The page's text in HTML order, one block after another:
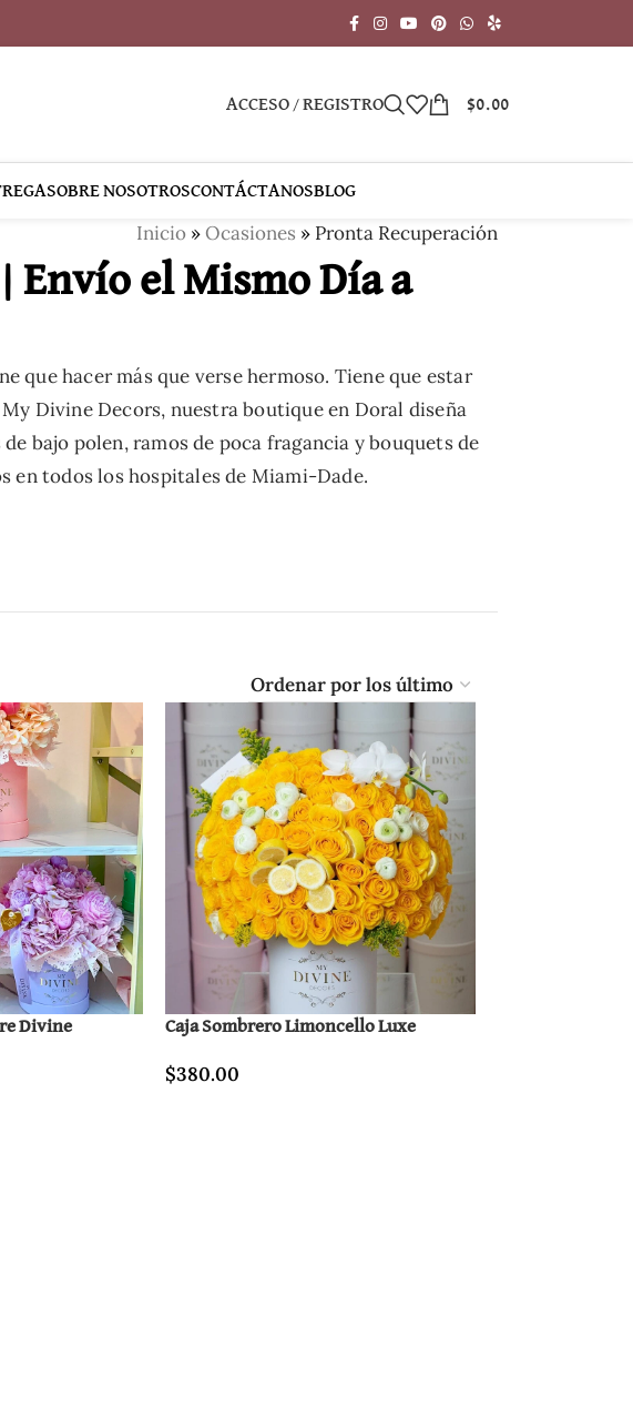
ACCESO / REGISTRO $0.00
SOBRE NOSOTROSCONTÁCTANOSBLOG
Inicio »Ocasiones » Pronta Recuperación
Envío el Mismo Día a
que hacer más que verse hermoso. Tiene que estar
Divine Decors, nuestra boutique en Doral diseña
bajo polen, ramos de poca fragancia y bouquets de
en todos los hospitales de Miami-Dade.
Divine Caja Sombrero Limoncello Luxe
$380.00